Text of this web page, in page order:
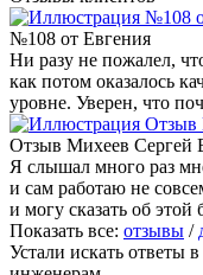
№108 от Евгения
Ни разу не пожалел,
как потом оказалось
уровне. Уверен, что
Отзыв Михеев Сергей
Я слышал много раз
и сам работаю не
и могу сказать об этой
Показать все: отзывы /
Устали искать ответы в